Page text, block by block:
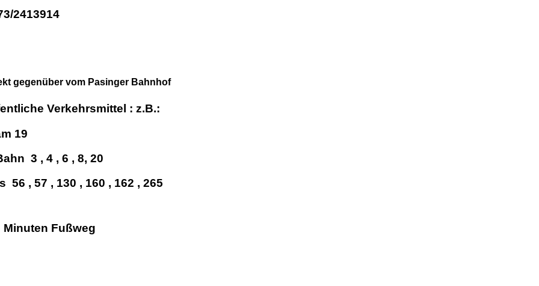
2413914
gegenüber vom Pasinger Bahnhof
Verkehrsmittel : z.B.:
19
3 , 4 , 6 , 8, 20
56 , 57 , 130 , 160 , 162 , 265
Minuten Fußweg